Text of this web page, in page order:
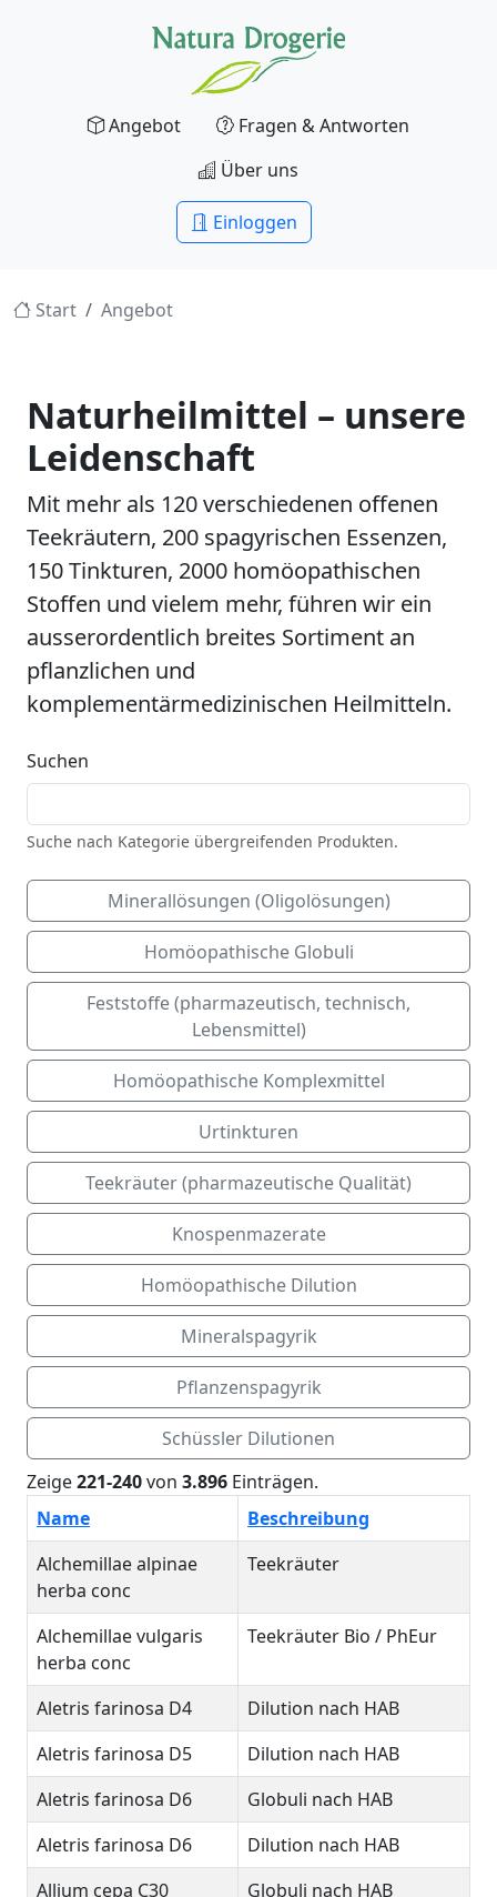
Angebot
Fragen & Antworten
Über uns
Einloggen
Start Angebot
Naturheilmittel – unsere
Leidenschaft
Mit mehr als 120 verschiedenen offenen
Teekräutern, 200 spagyrischen Essenzen,
150 Tinkturen, 2000 homöopathischen
Stoffen und vielem mehr, führen wir ein
ausserordentlich breites Sortiment an
pflanzlichen und
komplementärmedizinischen Heilmitteln.
Suchen
Suche nach Kategorie übergreifenden Produkten.
Minerallösungen (Oligolösungen)
Homöopathische Globuli
Feststoffe (pharmazeutisch, technisch,
Lebensmittel)
Homöopathische Komplexmittel
Urtinkturen
Teekräuter (pharmazeutische Qualität)
Knospenmazerate
Homöopathische Dilution
Mineralspagyrik
Pflanzenspagyrik
Schüssler Dilutionen
Zeige221-240von 3.896 Einträgen.
Name
Beschreibung
Alchemillae alpinae
herba conc
Teekräuter
Alchemillae vulgaris
herba conc
Teekräuter Bio / PhEur
Aletris farinosa D4
Dilution nach HAB
Aletris farinosa D5
Dilution nach HAB
Aletris farinosa D6
Globuli nach HAB
Aletris farinosa D6
Dilution nach HAB
Allium cepa C30
Globuli nach HAB